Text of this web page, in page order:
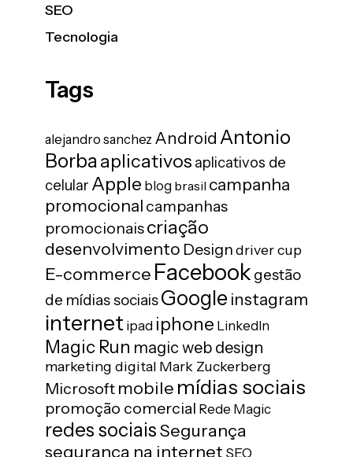
SEO
Tecnologia
Tags
alejandro sanchez Android Antonio
Borbaaplicativos aplicativos de
celular Apple blog brasil campanha
promocional campanhas
promocionaiscriação
desenvolvimento Designdriver cup
E-commerce Facebookgestão
de mídias sociaisGoogle instagram
internet ipad iphone LinkedIn
Magic Run magic web design
marketing digital Mark Zuckerberg
Microsoft mobile mídias sociais
promoção comercial Rede Magic
redes sociaisSegurança
segurança na internet SEO